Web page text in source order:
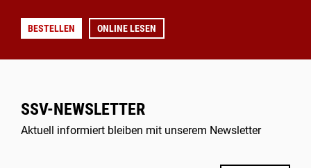
BESTELLEN ONLINE LESEN
SSV-NEWSLETTER
Aktuell informiert bleiben mit unserem Newsletter